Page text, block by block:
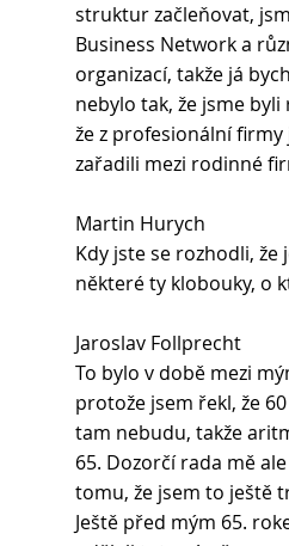
struktur začleňovat,
Business Network a
organizací, takže já
nebylo tak, že jsme
že z profesionální firmy
zařadili mezi rodinné
Martin Hurych
Kdy jste se rozhodli, že
některé ty klobouky, o
Jaroslav Follprecht
To bylo v době mezi
protože jsem řekl, že
tam nebudu, takže
65. Dozorčí rada mě
tomu, že jsem to ještě
Ještě před mým 65.